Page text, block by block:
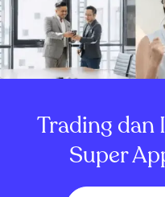
Trading dan
Super